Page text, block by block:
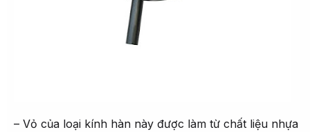
– Vỏ của loại kính hàn này được làm từ chất liệu nhựa